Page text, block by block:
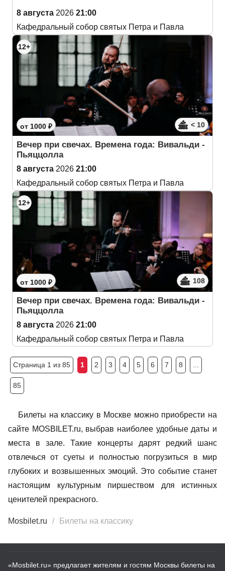
8 августа 2026 21:00
Кафедральный собор святых Петра и Павла
12+
от 1000 ₽ < 10
Вечер при свечах. Времена года: Вивальди -
Пьяццолла
8 августа 2026 21:00
Кафедральный собор святых Петра и Павла
12+
от 1000 ₽ 108
Вечер при свечах. Времена года: Вивальди -
Пьяццолла
8 августа 2026 21:00
Кафедральный собор святых Петра и Павла
Страница 1 из 85 1 2 3 4 5 6 7 8
85
Билеты на классику в Москве можно приобрести на
сайте MOSBILET.ru, выбрав наиболее удобные даты и
места в зале. Такие концерты дарят редкий шанс
отвлечься от суеты и полностью погрузиться в мир
глубоких и возвышенных эмоций. Это событие станет
настоящим культурным пиршеством для истинных
ценителей прекрасного.
Mosbilet.ru Билеты на классику
«Mosbilet.ru» предлагает жителям и гостям Москвы билеты на